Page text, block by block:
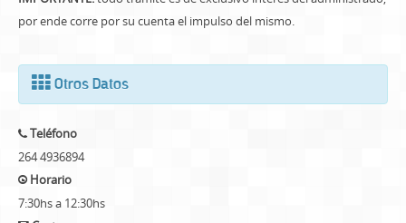
por ende corre por su cuenta el impulso del mismo.
Otros Datos
Teléfono
264 4936894
Horario
7:30hs a 12:30hs